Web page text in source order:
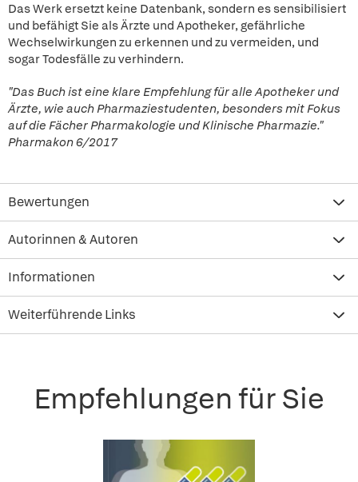
Das Werk ersetzt keine Datenbank, sondern es sensibilisiert
und befähigt Sie als Ärzte und Apotheker, gefährliche
Wechselwirkungen zu erkennen und zu vermeiden, und
sogar Todesfälle zu verhindern.
"Das Buch ist eine klare Empfehlung für alle Apotheker und
Ärzte, wie auch Pharmaziestudenten, besonders mit Fokus
auf die Fächer Pharmakologie und Klinische Pharmazie."
Pharmakon 6/2017
Bewertungen
Autorinnen & Autoren
Informationen
Weiterführende Links
Empfehlungen für Sie